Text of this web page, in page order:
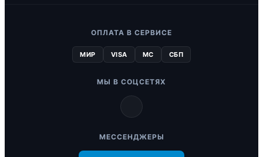
ОПЛАТА В СЕРВИСЕ
МИР VISA MC СБП
МЫ В СОЦСЕТЯХ
МЕССЕНДЖЕРЫ